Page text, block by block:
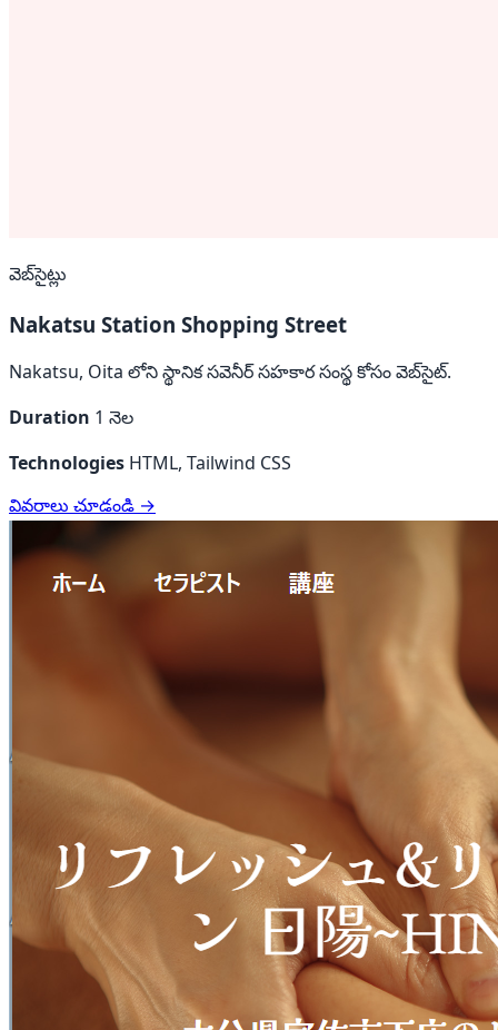
వెబ్‌సైట్లు
Nakatsu Station Shopping Street
Nakatsu, Oita లోని స్థానిక సవెనీర్ సహకార సంస్థ కోసం వెబ్‌సైట్.
Duration 1 నెల
Technologies HTML, Tailwind CSS
వివరాలు చూడండి →